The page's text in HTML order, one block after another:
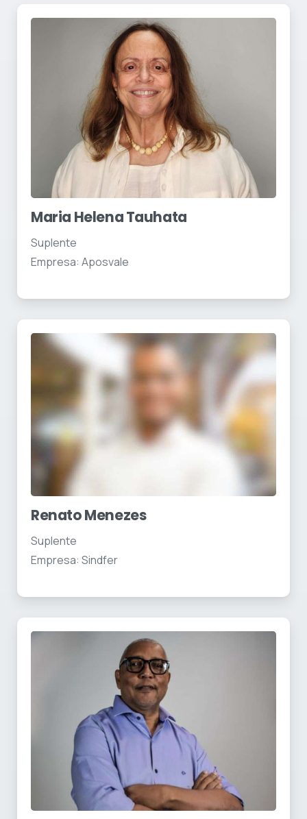
Maria Helena Tauhata
Suplente
Empresa: Aposvale
Renato Menezes
Suplente
Empresa: Sindfer